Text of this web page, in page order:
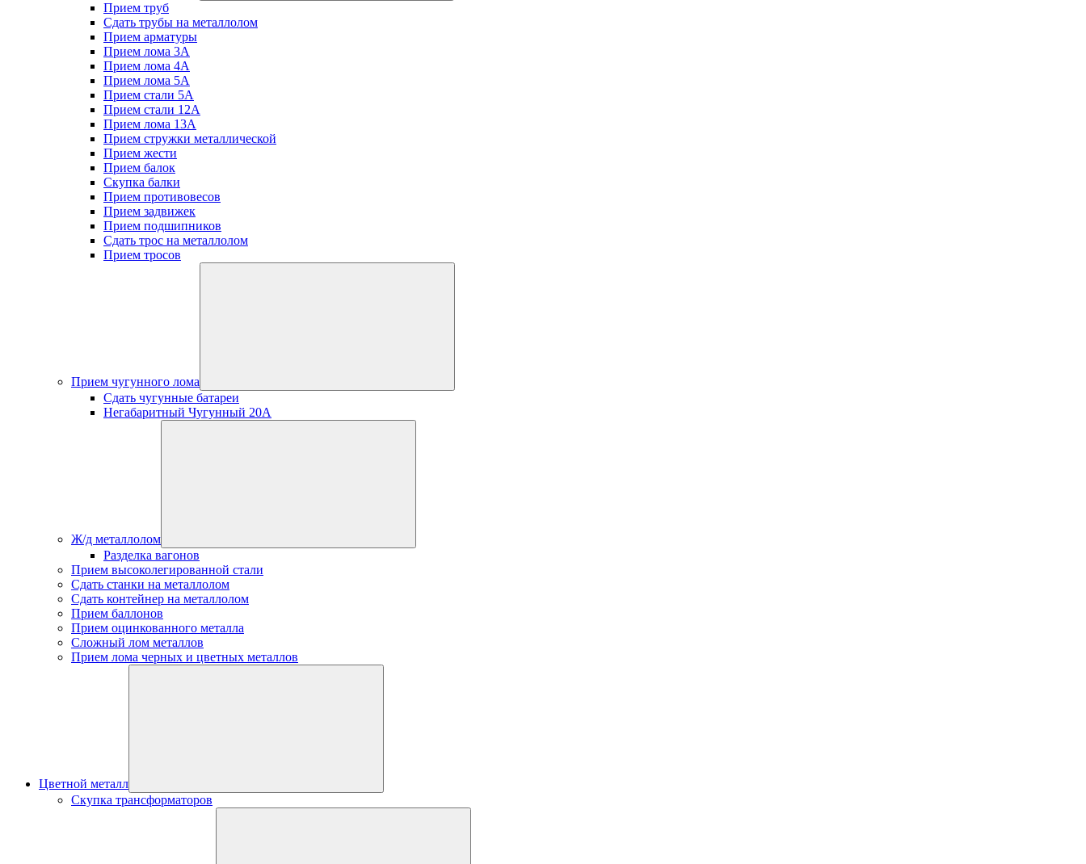
Прием труб
Сдать трубы на металлолом
Прием арматуры
Прием лома 3А
Прием лома 4А
Прием лома 5А
Прием стали 5А
Прием стали 12А
Прием лома 13А
Прием стружки металлической
Прием жести
Прием балок
Скупка балки
Прием противовесов
Прием задвижек
Прием подшипников
Сдать трос на металлолом
Прием тросов
Прием чугунного лома
Сдать чугунные батареи
Негабаритный Чугунный 20А
Ж/д металлолом
Разделка вагонов
Прием высоколегированной стали
Сдать станки на металлолом
Сдать контейнер на металлолом
Прием баллонов
Прием оцинкованного металла
Сложный лом металлов
Прием лома черных и цветных металлов
Цветной металл
Скупка трансформаторов